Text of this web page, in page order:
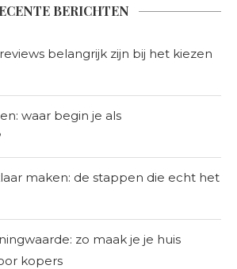
BERICHTEN
belangrijk zijn bij het kiezen
waar begin je als
maken: de stappen die echt het
zo maak je je huis
kopers